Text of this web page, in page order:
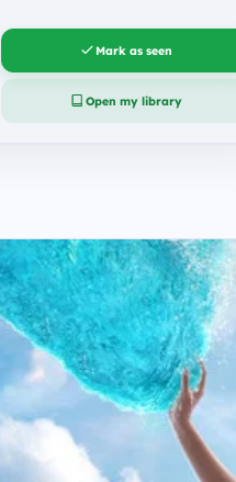
Mark as seen
Open my library